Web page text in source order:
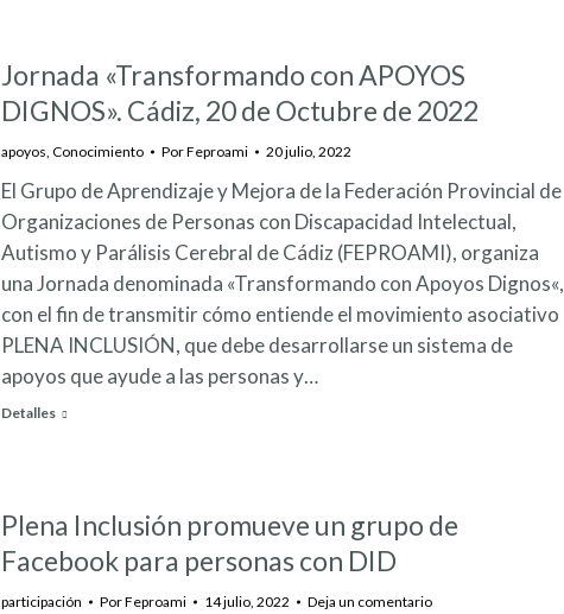
Jornada «Transformando con APOYOS
DIGNOS». Cádiz, 20 de Octubre de 2022
apoyos,Conocimiento PorFeproami 20 julio, 2022
El Grupo de Aprendizaje y Mejora de la Federación Provincial de
Organizaciones de Personas con Discapacidad Intelectual,
Autismo y Parálisis Cerebral de Cádiz (FEPROAMI), organiza
una Jornada denominada «Transformando con Apoyos Dignos«,
con el fin de transmitir cómo entiende el movimiento asociativo
PLENA INCLUSIÓN, que debe desarrollarse un sistema de
apoyos que ayude a las personas y…
Detalles
Plena Inclusión promueve un grupo de
Facebook para personas con DID
participación PorFeproami 14 julio, 2022 Deja un comentario